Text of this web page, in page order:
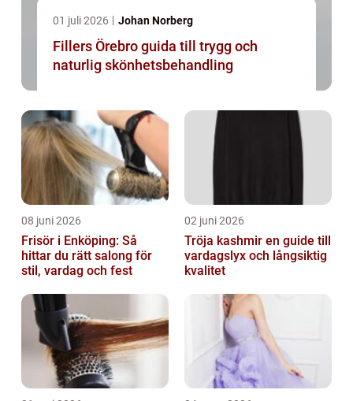
01 juli 2026 Johan Norberg
Fillers Örebro guida till trygg och
naturlig skönhetsbehandling
08 juni 2026
Frisör i Enköping: Så
hittar du rätt salong för
stil, vardag och fest
02 juni 2026
Tröja kashmir en guide till
vardagslyx och långsiktig
kvalitet